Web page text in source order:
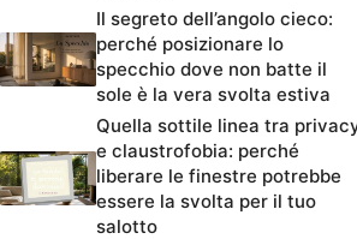
Il segreto dell’angolo cieco:
perché posizionare lo
specchio dove non batte il
sole è la vera svolta estiva
Quella sottile linea tra
e claustrofobia: perché
liberare le finestre potrebbe
essere la svolta per il tuo
salotto